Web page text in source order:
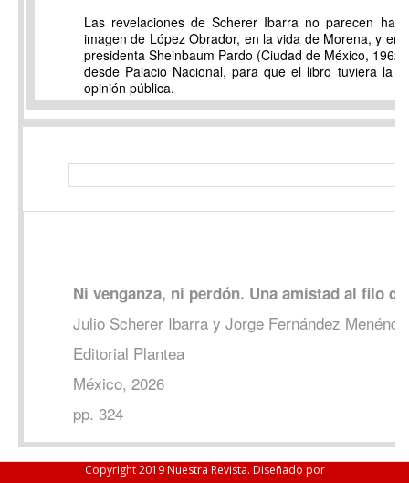
Las revelaciones de Scherer Ibarra no parecen
imagen de López Obrador, en la vida de Morena, y en
presidenta Sheinbaum Pardo (Ciudad de México,
desde Palacio Nacional, para que el libro tuviera la
opinión pública.
Ni venganza, ni perdón. Una amistad al filo
Julio Scherer Ibarra y Jorge Fernández
Editorial Plantea
México, 2026
pp. 324
Copyright 2019 Nuestra Revista. Diseñado por